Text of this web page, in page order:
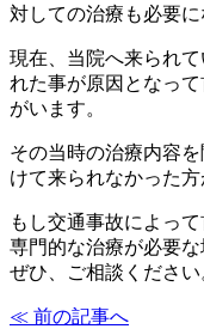
対しての治療も必要に
現在、当院へ来られ
れた事が原因となっ
がいます。
その当時の治療内容
けて来られなかった方
もし交通事故によっ
専門的な治療が必要
ぜひ、ご相談ください
≪ 前の記事へ